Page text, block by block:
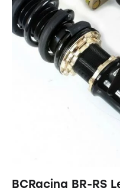
BCRacing BR-RS